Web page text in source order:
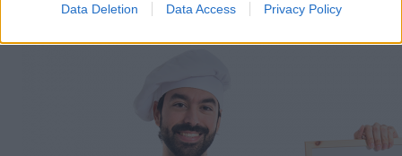
Data Deletion Data Access Privacy Policy
sector gastronómico de Paraguay con Recafy.